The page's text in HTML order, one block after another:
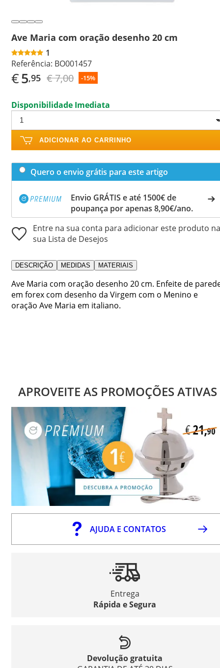
Ave Maria com oração desenho 20 cm
1
Referência: BO001457
€5,95 € 7,00 -15%
Disponibilidade Imediata
ADICIONAR AO CARRINHO
Quero o envio grátis para este artigo
Envio GRÁTIS e até 1500€ de
poupança por apenas 8,90€/ano.
Entre na sua conta para adicionar este produto na
sua Lista de Desejos
DESCRIÇÃO MEDIDAS MATERIAIS
Ave Maria com oração desenho 20 cm. Enfeite de
em forex com desenho da Virgem com o Menino e
oração Ave Maria em italiano.
APROVEITE AS PROMOÇÕES ATIVAS
AJUDA E CONTATOS
Entrega
Rápida e Segura
Devolução gratuita